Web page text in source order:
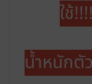
ใช้
น้ำหนักตั